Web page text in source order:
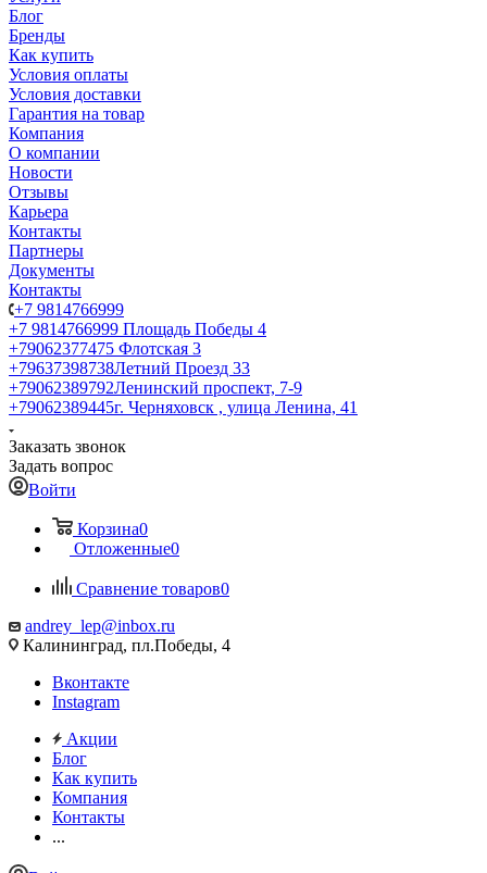
Блог
Бренды
Как купить
Условия оплаты
Условия доставки
Гарантия на товар
Компания
О компании
Новости
Отзывы
Карьера
Контакты
Партнеры
Документы
Контакты
+7 9814766999
+7 9814766999 Площадь Победы 4
+79062377475 Флотская 3
+79637398738Летний Проезд 33
+79062389792Ленинский проспект, 7-9
+79062389445г. Черняховск , улица Ленина, 41
Заказать звонок
Задать вопрос
Войти
Корзина0
Отложенные0
Сравнение товаров0
andrey_lep@inbox.ru
Калининград, пл.Победы, 4
Вконтакте
Instagram
Акции
Блог
Как купить
Компания
Контакты
...